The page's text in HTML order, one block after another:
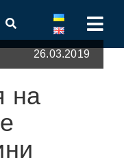
26.03.2019
на